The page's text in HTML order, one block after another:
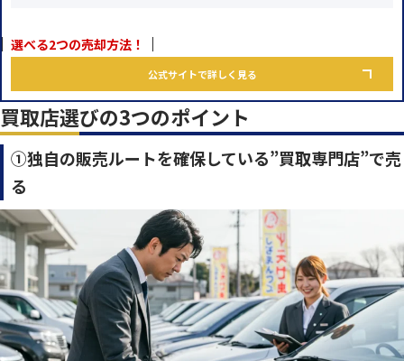
選べる2つの売却方法！
公式サイトで詳しく見る
買取店選びの3つのポイント
①独自の販売ルートを確保している”買取専門店”で売
る